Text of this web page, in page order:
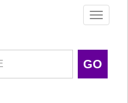
Toggle